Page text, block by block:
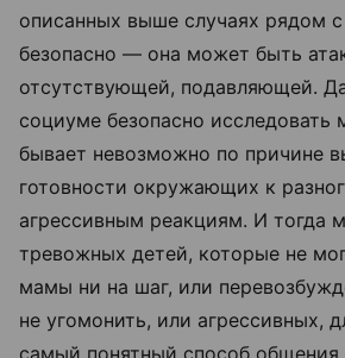
описанных выше случаях рядом
безопасно — она может быть
отсутствующей, подавляющей.
социуме безопасно исследовать
бывает невозможно по причине
готовности окружающих к
агрессивным реакциям. И тогда
тревожных детей, которые не
мамы ни на шаг, или
не угомонить, или агрессивных,
самый понятный способ